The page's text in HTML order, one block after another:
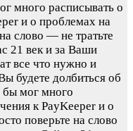
много расписывать о
и о проблемах на
слово — не тратьте
21 век и за Ваши
все что нужно и
будете долбиться об
мог много
к PayKeeper и о
поверьте на слово